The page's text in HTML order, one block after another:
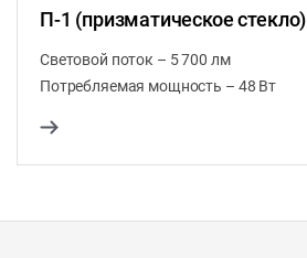
П-1 (призматическое стекло)
Световой поток – 5 700 лм
Потребляемая мощность – 48 Вт